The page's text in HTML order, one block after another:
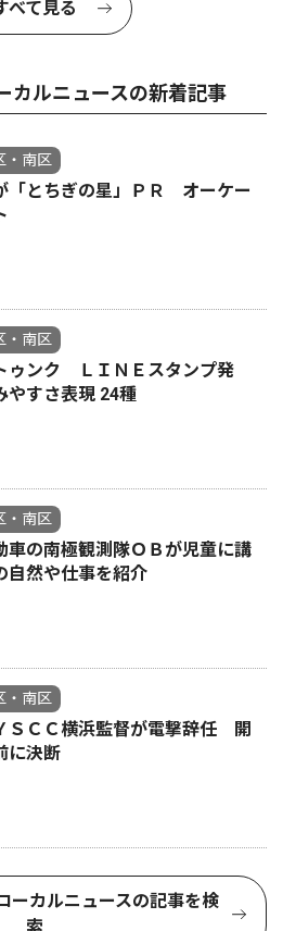
べて見る
カルニュースの新着記事
・南区
「とちぎの星」ＰＲ オーケー
・南区
ゥンク ＬＩＮＥスタンプ発
すさ表現 24種
・南区
車の南極観測隊ＯＢが児童に講
然や仕事を紹介
・南区
ＳＣＣ横浜監督が電撃辞任 開
に決断
ーカルニュースの記事を検